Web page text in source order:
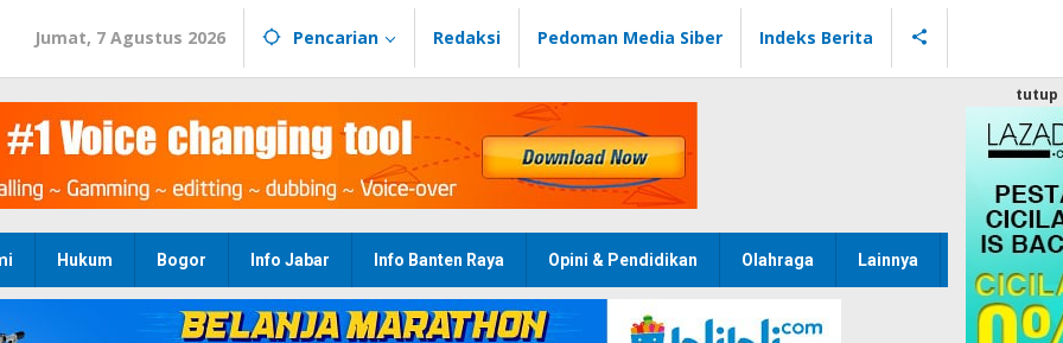
Jumat, 7 Agustus 2026 Pencarian Redaksi Pedoman Media Siber Indeks Berita
Hukum Bogor Info Jabar Info Banten Raya Opini & Pendidikan Olahraga Lainnya
tutup